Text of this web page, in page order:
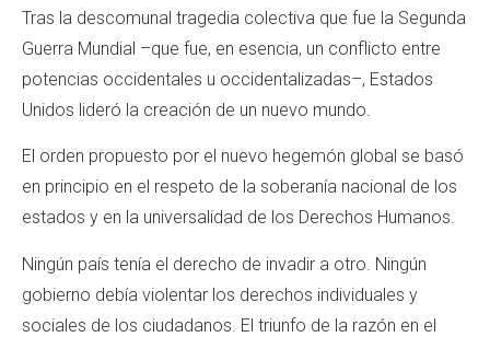
Tras la descomunal tragedia colectiva que fue la Segunda
Guerra Mundial –que fue, en esencia, un conflicto entre
potencias occidentales u occidentalizadas–, Estados
Unidos lideró la creación de un nuevo mundo.
El orden propuesto por el nuevo hegemón global se basó
en principio en el respeto de la soberanía nacional de los
estados y en la universalidad de los Derechos Humanos.
Ningún país tenía el derecho de invadir a otro. Ningún
gobierno debía violentar los derechos individuales y
sociales de los ciudadanos. El triunfo de la razón en el